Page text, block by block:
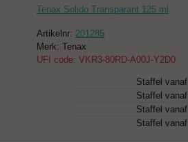
Tenax Solido Transparant 125 ml
Artikelnr: 201285
Merk: Tenax
UFI code: VKR3-80RD-A00J-Y2D0
Staffel vanaf
Staffel vanaf
Staffel vanaf
Staffel vanaf